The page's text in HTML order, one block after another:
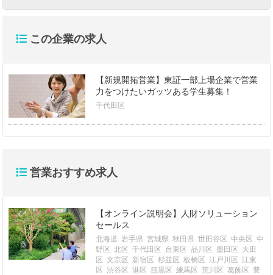
この企業の求人
【新規開拓営業】東証一部上場企業で営業
力をつけたいガッツある学生募集！
千代田区
営業おすすめ求人
【オンライン説明会】人財ソリューション
セールス
北海道 岩手県 宮城県 秋田県 世田谷区 中央区 中
野区 北区 千代田区 台東区 品川区 墨田区 大田
区 文京区 新宿区 杉並区 板橋区 江戸川区 江東
区 渋谷区 港区 目黒区 練馬区 荒川区 葛飾区 豊